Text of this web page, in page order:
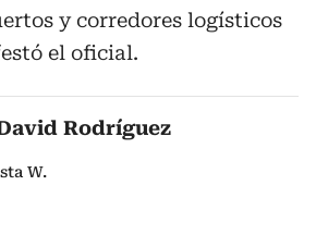
y corredores logísticos
el oficial.
Rodríguez
W.